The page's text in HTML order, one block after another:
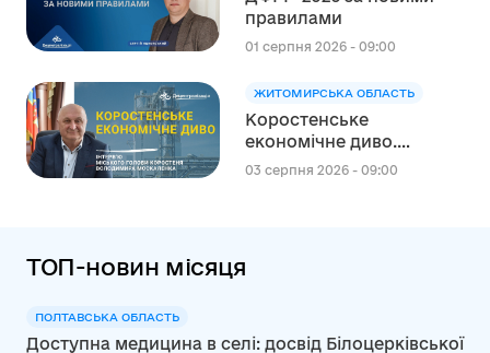
реалізації Швейцарсько-
українського Проєкту
правилами
01 серпня 2026 - 09:00
ЖИТОМИРСЬКА ОБЛАСТЬ
Коростенське
економічне диво.
Інтерв’ю міського голови
03 серпня 2026 - 09:00
ТОП-новин місяця
ПОЛТАВСЬКА ОБЛАСТЬ
Доступна медицина в селі: досвід Білоцерківської